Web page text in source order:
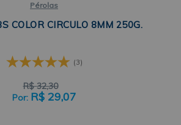
Pérolas
COLOR CIRCULO 8MM 250G.
(3)
R$ 32,30
R$ 29,07